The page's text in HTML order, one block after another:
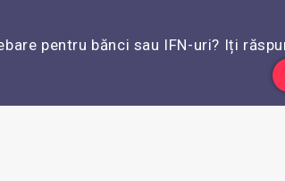
pentru bănci sau IFN-uri? Iți